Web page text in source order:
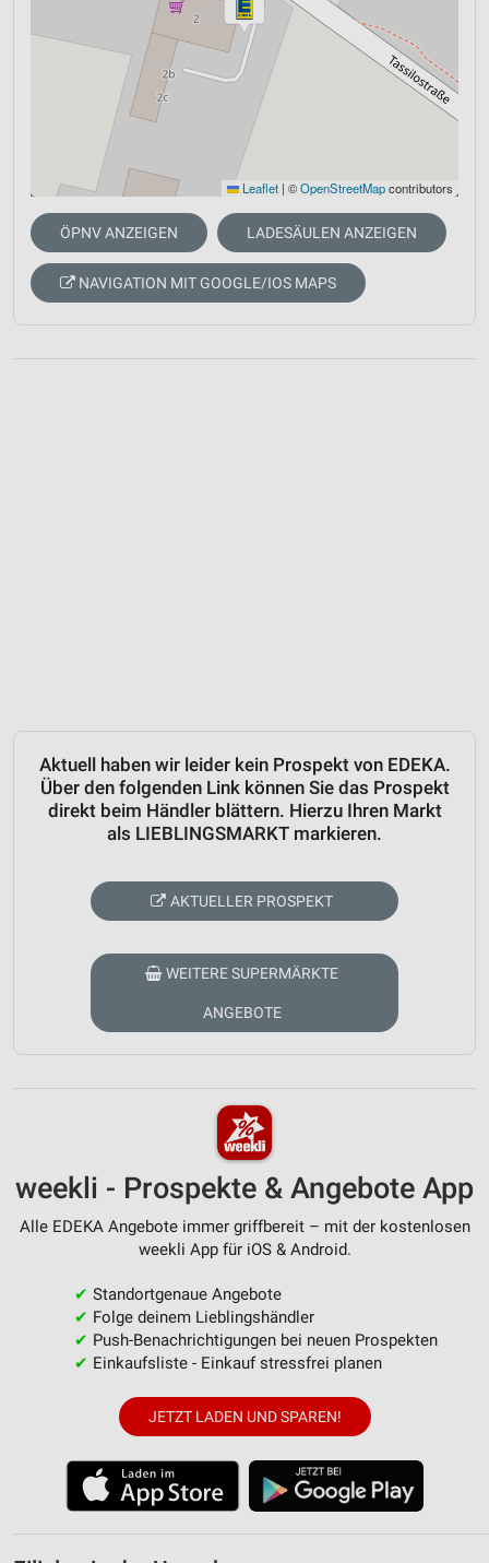
Leaflet | ©OpenStreetMapcontributors
ÖPNV ANZEIGEN LADESÄULEN ANZEIGEN
NAVIGATION MIT GOOGLE/IOS MAPS
Aktuell haben wir leider kein Prospekt von EDEKA.
Über den folgenden Link können Sie das Prospekt
direkt beim Händler blättern. Hierzu Ihren Markt
als LIEBLINGSMARKT markieren.
AKTUELLER PROSPEKT
WEITERE SUPERMÄRKTE
ANGEBOTE
weekli - Prospekte & Angebote App
Alle EDEKA Angebote immer griffbereit – mit der kostenlosen
weekli App für iOS & Android.
✔ Standortgenaue Angebote
✔ Folge deinem Lieblingshändler
✔ Push-Benachrichtigungen bei neuen Prospekten
✔ Einkaufsliste - Einkauf stressfrei planen
JETZT LADEN UND SPAREN!